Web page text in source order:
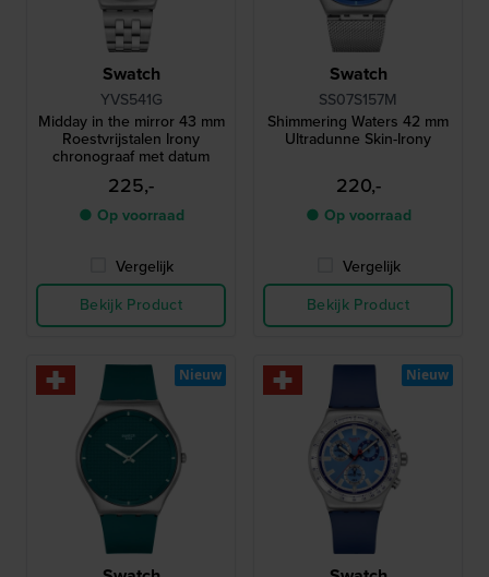
Swatch
YVS541G
Midday in the mirror 43 mm
Roestvrijstalen Irony
chronograaf met datum
225,-
● Op voorraad
Vergelijk
Bekijk Product
Swatch
SS07S157M
Shimmering Waters 42 mm
Ultradunne Skin-Irony
220,-
● Op voorraad
Vergelijk
Bekijk Product
Nieuw Nieuw